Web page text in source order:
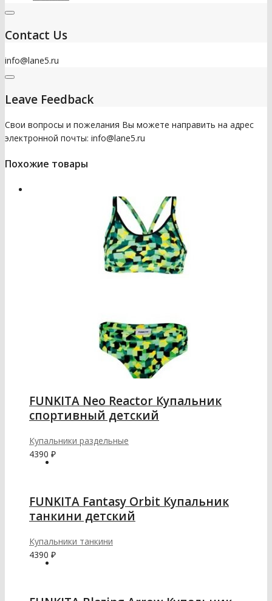
Contact Us
info@lane5.ru
Leave Feedback
Свои вопросы и пожелания Вы можете направить на адрес
электронной почты: info@lane5.ru
Похожие товары
FUNKITA Neo Reactor Купальник
спортивный детский
Купальники раздельные
4390 ₽
FUNKITA Fantasy Orbit Купальник
танкини детский
Купальники танкини
4390 ₽